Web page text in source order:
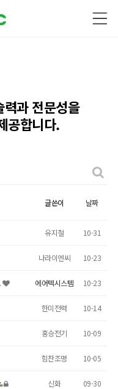
력과전문성을
공합니다.
글쓴이 날짜
유지철 10-31
나라이엔씨 10-23
에어텍시스템 10-23
한미전력 10-14
홍승전기 10-09
힘찬조명 10-05
신화 09-30